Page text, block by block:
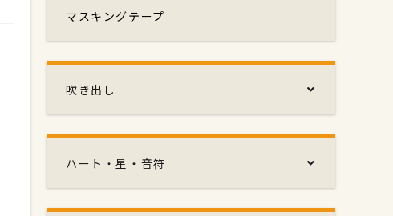
マスキングテープ
吹き出し
ハート・星・音符